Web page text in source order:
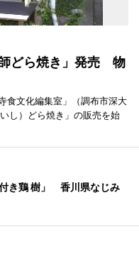
どら焼き」発売 物
食文化編集室」（調布市深大
し）どら焼き」の販売を始
き鶏 樹」 香川県なじみ